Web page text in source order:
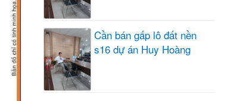
Cần bán gấp lô đất nền
s16 dự án Huy Hoàng